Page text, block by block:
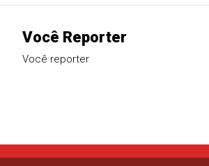
Você Reporter
Você reporter